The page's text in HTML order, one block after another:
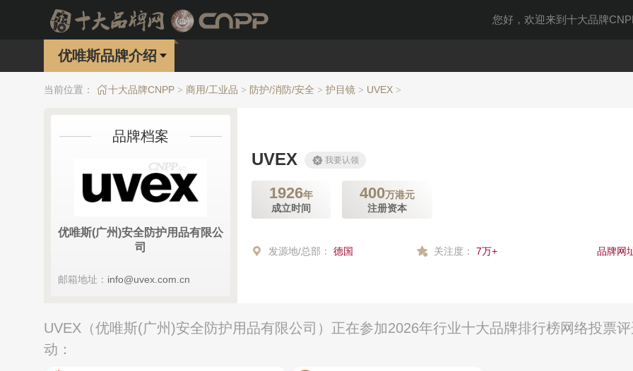
您好，欢迎来到十大品牌
优唯斯品牌介绍
当前位置： 十大品牌CNPP > 商用/工业品 > 防护/消防/安全 > 护目镜 > UVEX >
品牌档案
优唯斯(广州)安全防护用品有限公
司
邮箱地址： info@uvex.com.cn
UVEX 我要认领
1926年
成立时间
400万港元
注册资本
发源地/总部： 德国 关注度： 7万+ 品牌网
UVEX（优唯斯(广州)安全防护用品有限公司）正在参加2026年行业十大品牌排行榜网络投票
动：